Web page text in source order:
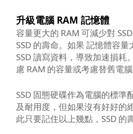
升級電腦 RAM 記憶體
容量更大的 RAM 可減少對
SSD 的壽命。如果 記憶體容
SSD 讀寫資料，導致加速損耗
慮 RAM 的容量或考慮替舊電腦
SSD 固態硬碟作為電腦的標準
及耐用度，但如果沒有好好的
此只要記住以上幾點，SSD 的